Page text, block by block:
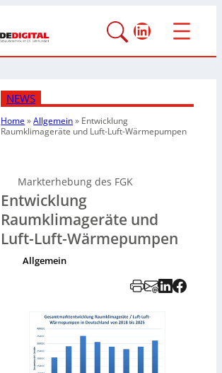
LinkedIn
NEWS
Home»Allgemein» Entwicklung
Raumklimageräte und Luft-Luft-Wärmepumpen
Markterhebung des FGK
Entwicklung
Raumklimageräte und
Luft-Luft-Wärmepumpen
Allgemein